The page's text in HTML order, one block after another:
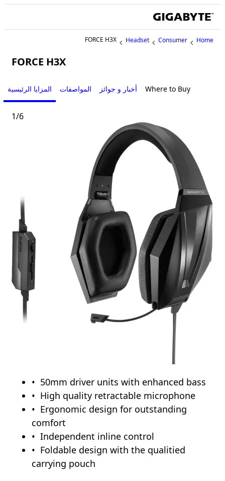
Home
Consumer
Headset
FORCE H3X
FORCE H3X
المزايا الرئيسية المواصفات أخبار و جوائز Where to Buy
1/6
50mm driver units with enhanced bass
High quality retractable microphone
Ergonomic design for outstanding
comfort
Independent inline control
Foldable design with the qualitied
carrying pouch